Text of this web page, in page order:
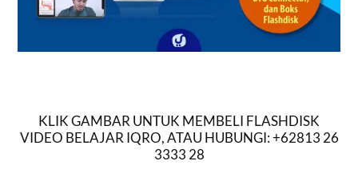
KLIK GAMBAR UNTUK MEMBELI FLASHDISK
VIDEO BELAJAR IQRO, ATAU HUBUNGI: +62813 26
3333 28